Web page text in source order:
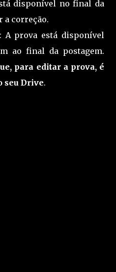
disponível no final da
a correção.
: A prova está disponível
ao final da postagem.
para editar a prova, é
seu Drive.